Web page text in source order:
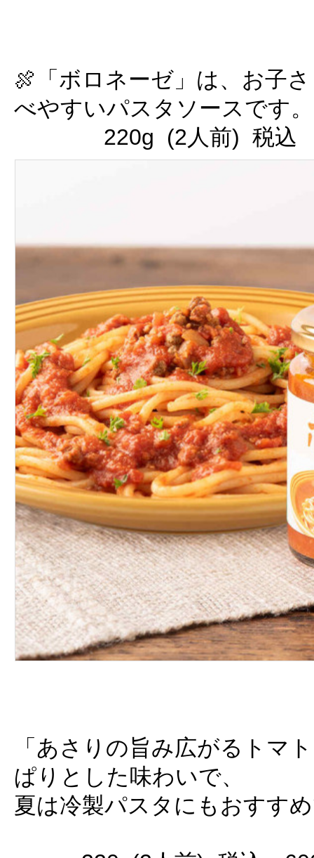
🍖「ボロネーゼ」は、お子
べやすいパスタソースです。
220g (2人前) 税込
「あさりの旨み広がるトマ
ぱりとした味わいで、
夏は冷製パスタにもおすす